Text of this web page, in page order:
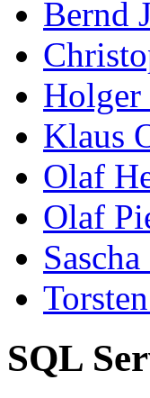
Bernd
Holger
Klaus
Olaf
Olaf
SQL